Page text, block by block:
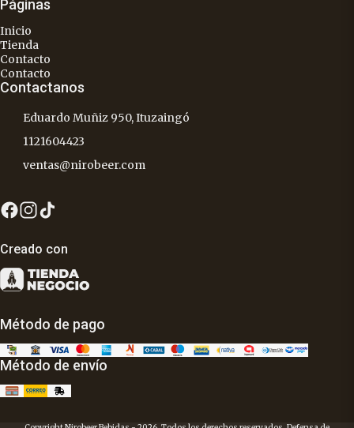
Páginas
Inicio
Tienda
Contacto
Contacto
Contactanos
Eduardo Muñiz 950, Ituzaingó
1121604423
ventas@nirobeer.com
Creado con
Método de pago
Método de envío